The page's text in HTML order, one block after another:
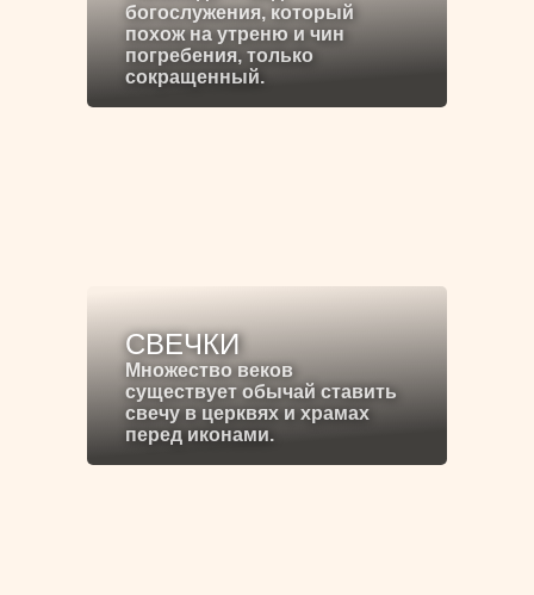
богослужения, который
похож на утреню и чин
погребения, только
сокращенный.
СВЕЧКИ
Множество веков
существует обычай ставить
свечу в церквях и храмах
перед иконами.